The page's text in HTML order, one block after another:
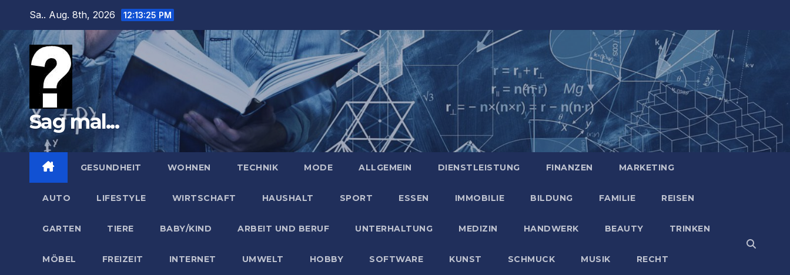
springen
Sa.. Aug. 8th, 2026 12:13:26 PM
Sag mal...
GESUNDHEIT WOHNEN TECHNIK MODE ALLGEMEIN DIENSTLEISTUNG FINANZEN MARKETING
AUTO LIFESTYLE WIRTSCHAFT HAUSHALT SPORT ESSEN IMMOBILIE BILDUNG FAMILIE REISEN
GARTEN TIERE BABY/KIND ARBEIT UND BERUF UNTERHALTUNG MEDIZIN HANDWERK BEAUTY TRINKEN
MÖBEL FREIZEIT INTERNET UMWELT HOBBY SOFTWARE KUNST SCHMUCK MUSIK RECHT